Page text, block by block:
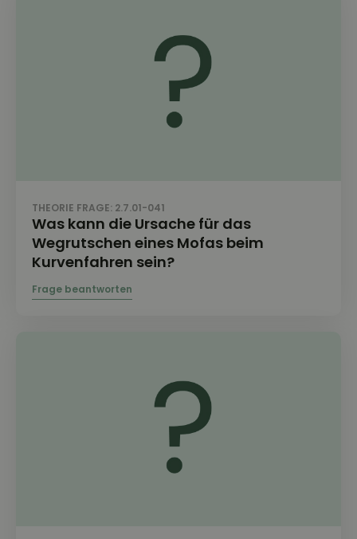
THEORIE FRAGE: 2.7.01-041
Was kann die Ursache für das
Wegrutschen eines Mofas beim
Kurvenfahren sein?